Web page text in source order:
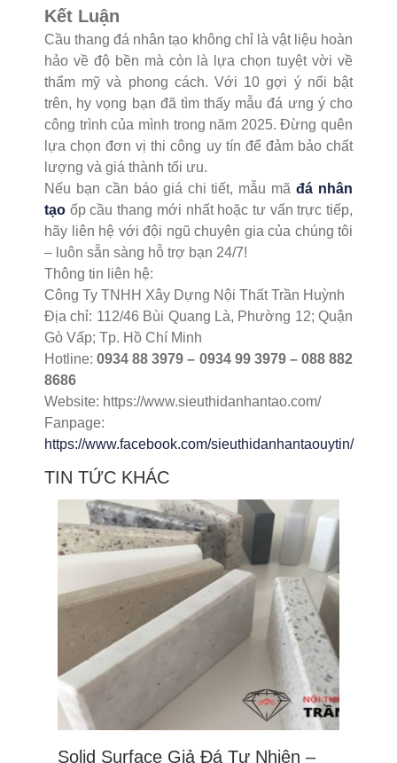
Kết Luận
Cầu thang đá nhân tạo không chỉ là vật liệu hoàn
hảo về độ bền mà còn là lựa chọn tuyệt vời về
thẩm mỹ và phong cách. Với 10 gợi ý nổi bật
trên, hy vọng bạn đã tìm thấy mẫu đá ưng ý cho
công trình của mình trong năm 2025. Đừng quên
lựa chọn đơn vị thi công uy tín để đảm bảo chất
lượng và giá thành tối ưu.
Nếu bạn cần báo giá chi tiết, mẫu mãđá nhân
tạo ốp cầu thang mới nhất hoặc tư vấn trực tiếp,
hãy liên hệ với đội ngũ chuyên gia của chúng tôi
– luôn sẵn sàng hỗ trợ bạn 24/7!
Thông tin liên hệ:
Công Ty TNHH Xây Dựng Nội Thất Trần Huỳnh
Địa chỉ: 112/46 Bùi Quang Là, Phường 12; Quận
Gò Vấp; Tp. Hồ Chí Minh
Hotline:0934 88 3979 – 0934 99 3979 – 088 882
8686
Website: https://www.sieuthidanhantao.com/
Fanpage:
https://www.facebook.com/sieuthidanhantaouytin/
TIN TỨC KHÁC
Solid Surface Giả Đá Tự Nhiên –